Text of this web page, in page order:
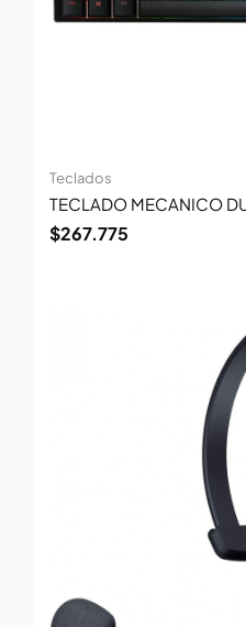
Teclados
TECLADO MECANICO
$267.775